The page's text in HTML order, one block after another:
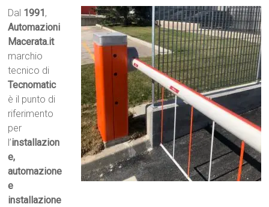
Dal 1991 ,
Automazioni
Macerata.it
marchio
tecnico di
Tecnomatic
è il punto di
riferimento
per
l’installazion
e,
automazione
e
installazione